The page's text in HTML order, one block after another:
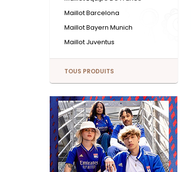
Maillot Barcelona
Maillot Bayern Munich
Maillot Juventus
TOUS PRODUITS